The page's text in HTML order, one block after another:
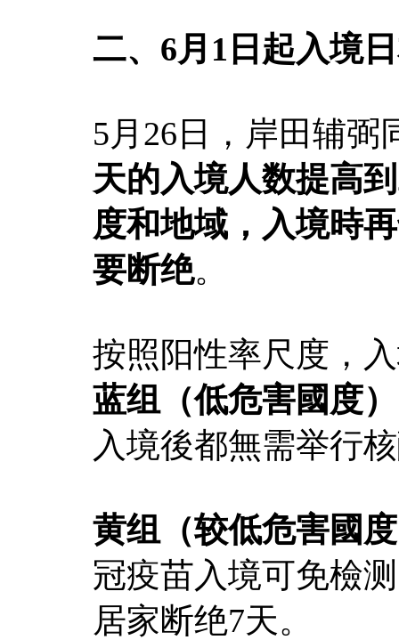
二、6月1日起入境
5月26日，岸田辅弼
天的入境人数提高
度和地域，入境時
要断绝。
按照阳性率尺度，
蓝组（低危害國度
入境後都無需举行
黄组（较低危害國
冠疫苗入境可免檢
居家断绝7天。